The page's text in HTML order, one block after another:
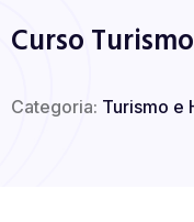
Curso
Categoria: Turismo e